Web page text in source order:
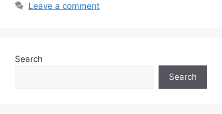
Leave a comment
Search
Search